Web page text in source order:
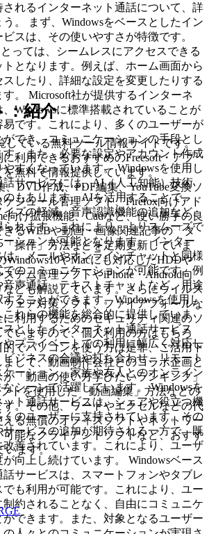
されるインターネット通話について、詳
。 まず、Windowsをベースとしたイン
スは、その使いやすさが特徴です。
っては、シームレスにアクセスできる
となります。例えば、ホーム画面から
したり、詳細な設定を変更したりする
。 Microsoft社が提供するインターネ
Windowsに標準搭載されていることが
です。これにより、多くのユーザーが
でき、コミュニケーションの手段とし
。また、必要な設定やアカウント作成
すくなっています。 Windowsを使用し
サービスには、AI（人工知能）技術
もあります。AIを活用することで、
ズの軽減、音声認識機能の追加など、
れます。これにより、よりスムーズで
ションが可能となります。 インター
、メールやオンラインチャットと同様
のコミュニケーションが可能です。例
声通話、テキストチャットなど、用途
ることができます。Windowsを使用し
れらの機能を総合的に提供していま
スとしたインターネット通話サービス
プライベートでの利用に幅広く対応し
ジネスの会議や打ち合わせ、リモート
ケーション、家族や友人とのオンライン
シーンで活躍しています。 Windowsを
ト通話サービスは、シェアや役立つ機
のユーザーに支持されています。その
ービスの追加が期待される一方で、既
善されています。これにより、ユーザ
向上し続けています。 Windowsベース
サービスは、スマートフォンやタブレ
も利用が可能です。これにより、ユー
約されることなく、自由にコミュニケ
できます。また、対象となるユーザー
：紹介
している無料ツール情報サイトです。
利用できるおすすめのFreesoft・アプ
を無料で情報提供しています。
、DVD作成、PDF編集、YouTube変換ソ
ジュール管理ソフト、Firefox向けアド
向け拡張機能、Cadなど、使い勝手の良
るWEBや動画・画像関連記事の「ダ
操作」方法などを定期更新していま
Windows10やMacにも対応したHDDや
テム管理ソフトやiPhone・Android向
ども解説しています。さらにウイルス
ェア対策ソフト、ファイアフォールな
利用するためのセキュリティ関連のソ
いますので、個人利用の方はもちろ
でパソコンを使う方は是非、ご活用下
して、動画制作会社とのコラボ企画と
「動画の使い方学びたいランキング」
トを使用した「動画編集」方法などの
。その他、ワードやエクセルなどの代
る無償のオフィスソフトやネットワー
能なクライアントソフトなど、おすす
います。